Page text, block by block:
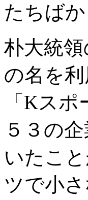
たちばか
朴大統
の名を
「Kス
５３の
いたこ
ツで小